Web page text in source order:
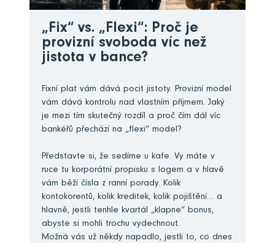
„Fix“ vs. „Flexi“: Proč je
provizní svoboda víc než
jistota v bance?
Fixní plat vám dává pocit jistoty. Provizní model
vám dává kontrolu nad vlastním příjmem. Jaký
je mezi tím skutečný rozdíl a proč čím dál víc
bankéřů přechází na „flexi“ model?
Představte si, že sedíme u kafe. Vy máte v
ruce tu korporátní propisku s logem a v hlavě
vám běží čísla z ranní porady. Kolik
kontokorentů, kolik kreditek, kolik pojištění… a
hlavně, jestli tenhle kvartál „klapne“ bonus,
abyste si mohli trochu vydechnout.
Možná vás už někdy napadlo, jestli to, co dnes